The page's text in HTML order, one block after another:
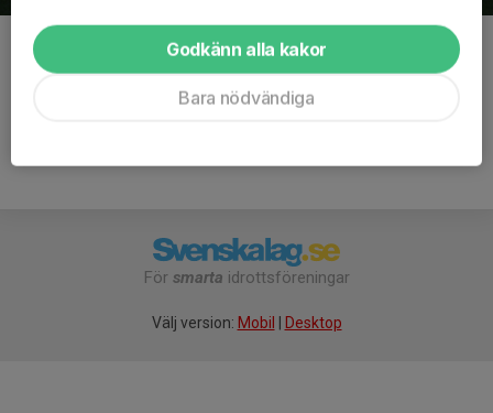
Kommentarer
För smarta idrottsföreningar
Välj version: Mobil Desktop
Godkänn alla kakor
Bara nödvändiga